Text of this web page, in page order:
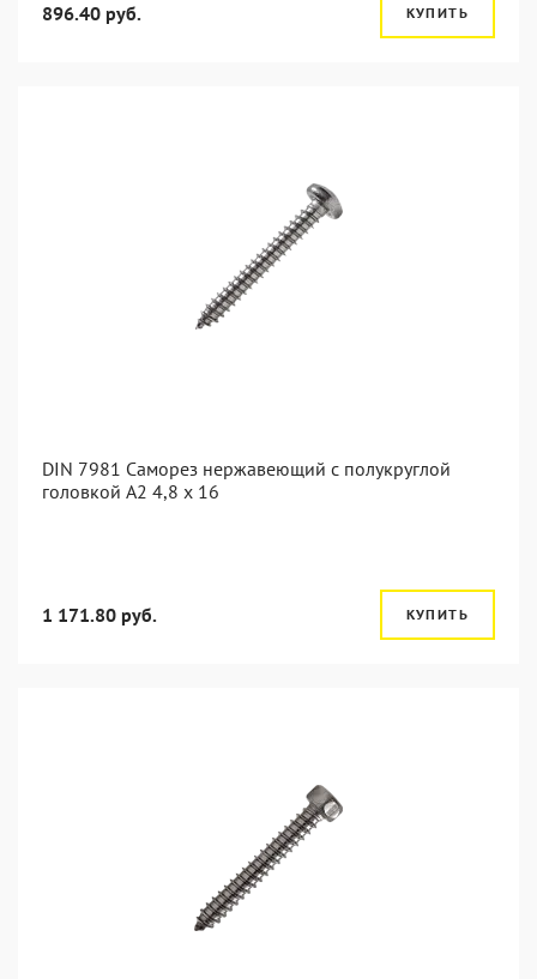
896.40 руб. КУПИТЬ
DIN 7981 Саморез нержавеющий с полукруглой
головкой А2 4,8 x 16
1 171.80 руб. КУПИТЬ